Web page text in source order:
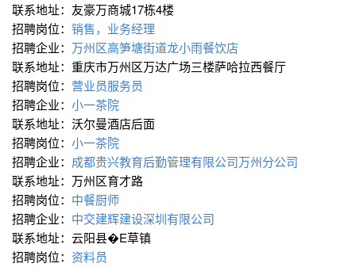
联系地址：友豪万商城17栋4楼
招聘岗位： 销售，业务经理
招聘企业： 万州区高笋塘街道龙小雨餐饮店
联系地址：重庆市万州区万达广场三楼萨哈拉西餐厅
招聘岗位： 营业员服务员
招聘企业： 小一茶院
联系地址：沃尔曼酒店后面
招聘岗位： 小一茶院
招聘企业： 成都贵兴教育后勤管理有限公司万州分公司
联系地址：万州区育才路
招聘岗位： 中餐厨师
招聘企业： 中交建辉建设深圳有限公司
联系地址：云阳县�E草镇
招聘岗位： 资料员